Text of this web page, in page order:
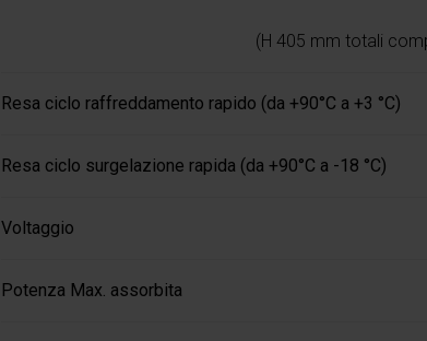
(H 405 mm totali
Resa ciclo raffreddamento rapido (da +90°C a +3 °C)
Resa ciclo surgelazione rapida (da +90°C a -18 °C)
Voltaggio
Potenza Max. assorbita